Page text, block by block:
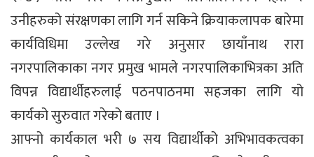
उनीहरुको संरक्षणका लागि गर्न सकिने क्रियाकलापक बारेमा
कार्यविधिमा उल्लेख गरे अनुसार छायाँनाथ रारा
नगरपालिकाका नगर प्रमुख भामले नगरपालिकाभित्रका अति
विपन्न विद्यार्थीहरुलाई पठनपाठनमा सहजका लागि यो
कार्यको सुरुवात गरेको बताए ।
आफ्नो कार्यकाल भरी ७ सय विद्यार्थीको अभिभावकत्वका